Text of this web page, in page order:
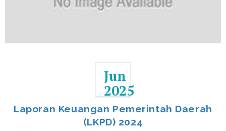
Jun
2025
Laporan Keuangan Pemerintah Daerah
(LKPD) 2024